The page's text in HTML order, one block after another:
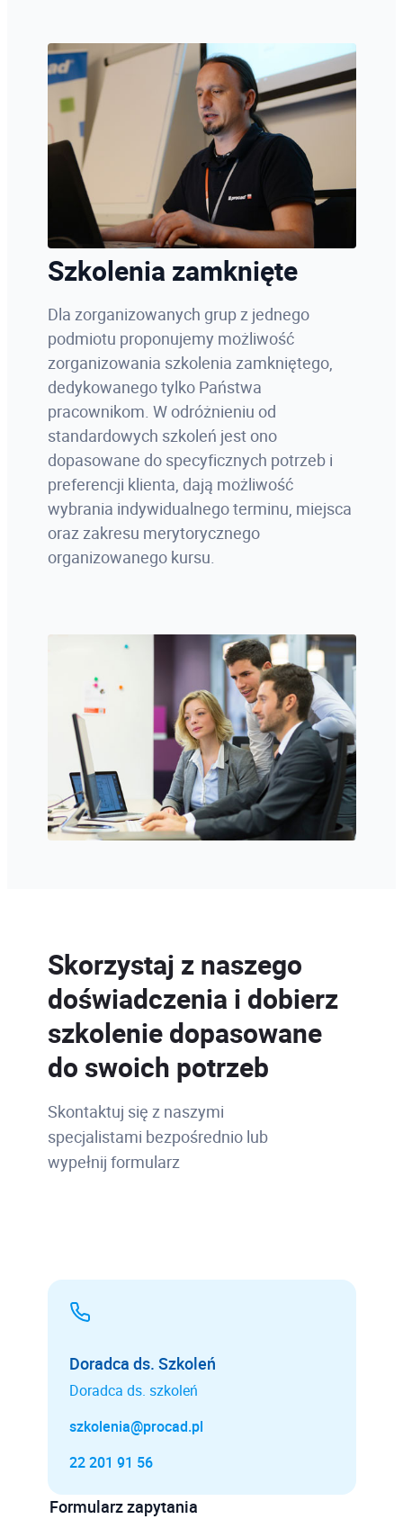
Szkolenia zamknięte
Dla zorganizowanych grup z jednego
podmiotu proponujemy możliwość
zorganizowania szkolenia zamkniętego,
dedykowanego tylko Państwa
pracownikom. W odróżnieniu od
standardowych szkoleń jest ono
dopasowane do specyficznych potrzeb i
preferencji klienta, dają możliwość
wybrania indywidualnego terminu, miejsca
oraz zakresu merytorycznego
organizowanego kursu.
Skorzystaj z naszego
doświadczenia i dobierz
szkolenie dopasowane
do swoich potrzeb
Skontaktuj się z naszymi
specjalistami bezpośrednio lub
wypełnij formularz
Doradca ds. Szkoleń
Doradca ds. szkoleń
szkolenia@procad.pl
22 201 91 56
Formularz zapytania